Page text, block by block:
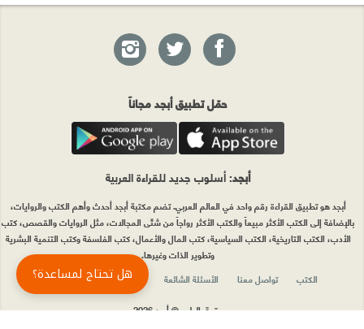
حمّل تطبيق أبجد مجاناً
أبجد: أسلوب جديد للقراءة العربية
أبجد هو تطبيق القراءة رقم واحد في العالم العربي. تضم مكتبة أبجد أحدث وأهم الكتب والروايات،
بالإضافة إلى الكتب الأكثر مبيعاً والكتب الأكثر رواجاً من شتّى المجالات، مثل الروايات والقصص، كتب
الأدب، الكتب التاريخية، الكتب السياسية، كتب المال والأعمال، كتب الفلسفة وكتب التنمية البشرية
وتطوير الذات وغيرها.
الكتب
تواصل معنا الأسئلة الشائعة اشتراك أبجد بلا حدود
المؤلفون
حقوق الطبع © أبجد 2026
هل تحتاج لمساعدة؟